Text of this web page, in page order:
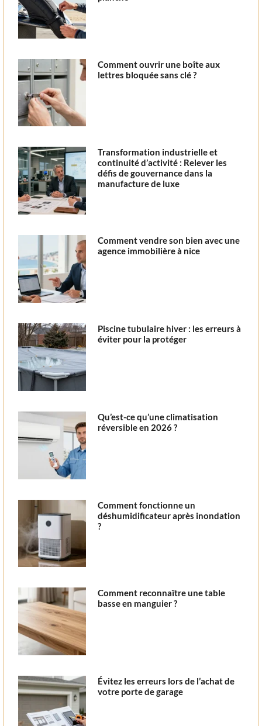
Comment ouvrir une boîte aux
lettres bloquée sans clé ?
Transformation industrielle et
continuité d’activité : Relever les
défis de gouvernance dans la
manufacture de luxe
Comment vendre son bien avec une
agence immobilière à nice
Piscine tubulaire hiver : les erreurs à
éviter pour la protéger
Qu’est-ce qu’une climatisation
réversible en 2026 ?
Comment fonctionne un
déshumidificateur après inondation
?
Comment reconnaître une table
basse en manguier ?
Évitez les erreurs lors de l’achat de
votre porte de garage